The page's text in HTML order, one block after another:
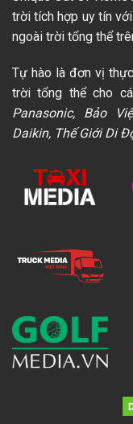
trời tích hợp uy tín
ngoài trời tổng thể
Tự hào là đơn vị
trời tổng thể cho
Panasonic, Bảo
Daikin, Thế Giới Di